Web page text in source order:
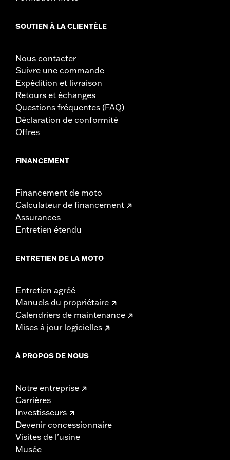
SOUTIEN À LA CLIENTÈLE
Nous contacter
Suivre une commande
Expédition et livraison
Retours et échanges
Questions fréquentes (FAQ)
Déclaration de conformité
Offres
FINANCEMENT
Financement de moto
Calculateur de financement
Assurances
Entretien étendu
ENTRETIEN DE LA MOTO
Entretien agréé
Manuels du propriétaire
Calendriers de maintenance
Mises à jour logicielles
À PROPOS DE NOUS
Notre entreprise
Carrières
Investisseurs
Devenir concessionnaire
Visites de l’usine
Musée